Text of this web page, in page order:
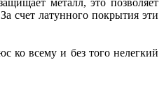
металл, это позволяет
счет латунного покрытия эти
ко всему и без того нелегкий